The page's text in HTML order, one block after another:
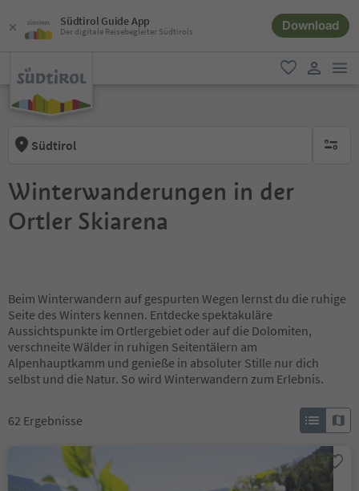
Südtirol Guide App
Der digitale Reisebegleiter Südtirols Download
favorit
Südtirol keine
Winterwanderungen in der
Ortler Skiarena
Beim Winterwandern auf gespurten Wegen lernst du die ruhige
Seite des Winters kennen. Entdecke spektakuläre
Aussichtspunkte im Ortlergebiet oder auf die Dolomiten,
verschneite Wälder in ruhigen Seitentälern am
Alpenhauptkamm und genieße in absoluter Stille nur dich
selbst und die Natur. So wird Winterwandern zum Erlebnis.
62 Ergebnisse
Kurpromenade in Meran